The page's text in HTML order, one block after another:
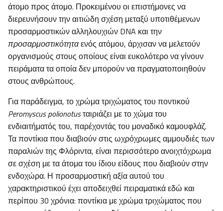
άτομο προς άτομο. Προκειμένου οι επιστήμονες να
διερευνήσουν την αιτιώδη σχέση μεταξύ υποτιθέμενων
προσαρμοστικών αλληλουχιών DNA και την
προσαρμοστικότηταενός ατόμου, άρχισαν να μελετούν
οργανισμούς στους οποίους είναι ευκολότερο να γίνουν
πειράματα τα οποία δεν μπορούν να πραγματοποιηθούν
στους ανθρώπους.
Για παράδειγμα, το χρώμα τριχώματος του ποντικού
Peromyscus polionotusταιριάζει με το χώμα του
ενδιαιτήματός του, παρέχοντάς του μοναδικό καμουφλάζ.
Τα ποντίκια που διαβιούν στις ωχρόχρωμες αμμουδιές των
παραλιών της Φλόριντα, είναι περισσότερο ανοιχτόχρωμα
σε σχέση με τα άτομα του ίδιου είδους που διαβιούν στην
ενδοχώρα. Η προσαρμοστική αξία αυτού του
χαρακτηριστικού έχει αποδειχθεί πειραματικά εδώ και
περίπου 30 χρόνια: ποντίκια με χρώμα τριχώματος που